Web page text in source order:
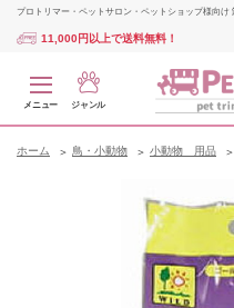
プロトリマー・ペットサロン・ペットショップ様向け
11,000円以上で送料無料！
メニュー ジャンル
ホーム 鳥・小動物 小動物 用品